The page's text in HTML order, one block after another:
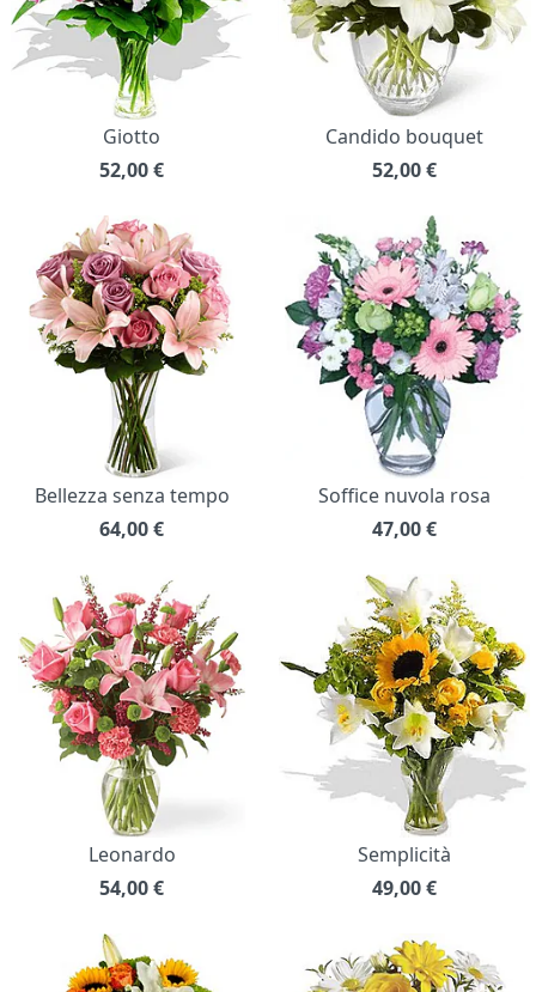
Giotto
52,00€
Candido bouquet
52,00€
Bellezza senza tempo
64,00€
Soffice nuvola rosa
47,00€
Leonardo
54,00€
Semplicità
49,00€